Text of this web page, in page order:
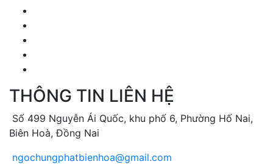
THÔNG TIN LIÊN HỆ
Số 499 Nguyễn Ái Quốc, khu phố 6, Phường Hố Nai,
Biên Hoà, Đồng Nai
ngochungphatbienhoa@gmail.com